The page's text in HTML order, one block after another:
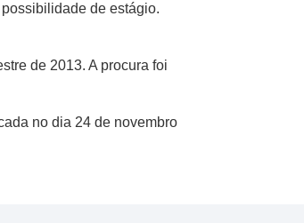
de estágio.
de 2013. A procura foi
no dia 24 de novembro